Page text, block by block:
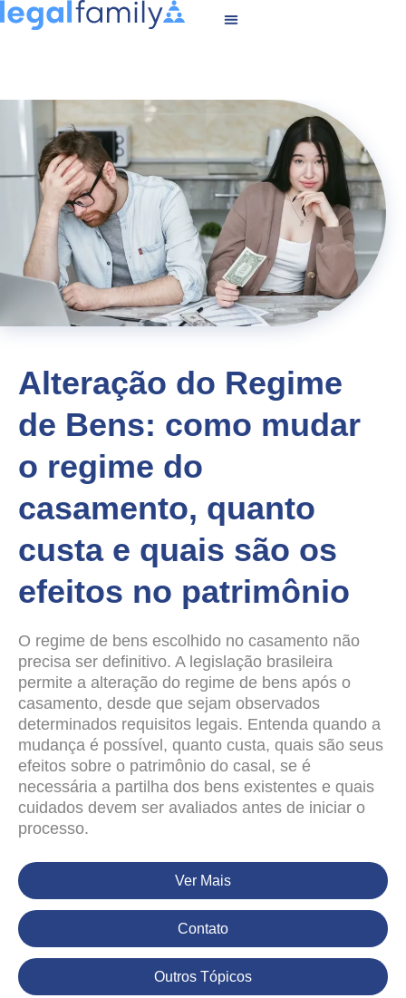
Alteração do Regime
de Bens: como mudar
o regime do
casamento, quanto
custa e quais são os
efeitos no patrimônio
O regime de bens escolhido no casamento não
precisa ser definitivo. A legislação brasileira
permite a alteração do regime de bens após o
casamento, desde que sejam observados
determinados requisitos legais. Entenda quando a
mudança é possível, quanto custa, quais são seus
efeitos sobre o patrimônio do casal, se é
necessária a partilha dos bens existentes e quais
cuidados devem ser avaliados antes de iniciar o
processo.
Ver Mais
Contato
Outros Tópicos